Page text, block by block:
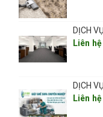
Liên hệ
Liên hệ